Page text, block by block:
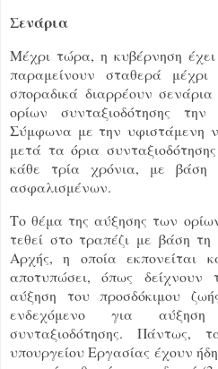
Σενάρια
Μέχρι τώρα, η κυβέρνηση
παραμείνουν σταθερά
σποραδικά διαρρέουν
ορίων συνταξιοδότησης
Σύμφωνα με την υφιστάμενη
μετά τα όρια
κάθε τρία χρόνια, με βάση
ασφαλισμένων.
Το θέμα της αύξησης των
τεθεί στο τραπέζι με βάση τη
Αρχής, η οποία εκπονείται
αποτυπώσει, όπως δείχνουν
αύξηση του προσδόκιμου
ενδεχόμενο για
συνταξιοδότησης. Πάντως,
υπουργείου Εργασίας έχουν